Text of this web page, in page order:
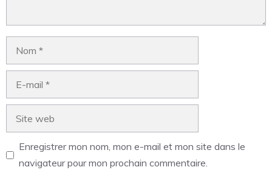
Enregistrer mon nom, mon e-mail et mon site dans le
navigateur pour mon prochain commentaire.